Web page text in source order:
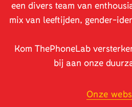
een divers team van
mix van leeftijden, gender-
Kom ThePhoneLab
bij aan onze
Onze